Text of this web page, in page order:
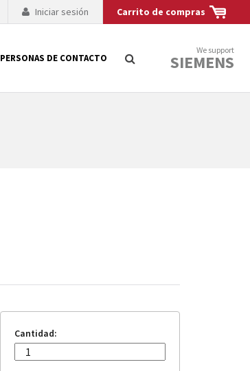
Carrito de compras
Iniciar sesión
PERSONAS DE CONTACTO
We support
SIEMENS
Cantidad: